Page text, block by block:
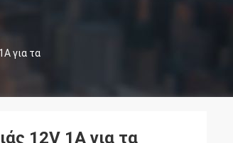
για τα
12V 1A για τα